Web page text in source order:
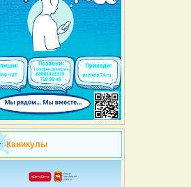
Каникулы